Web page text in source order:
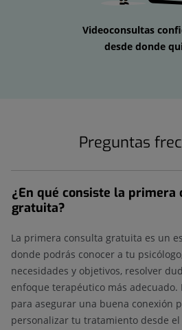
Videoconsultas
desde donde
Preguntas
¿En qué consiste la primera
gratuita?
La primera consulta gratuita es un
donde podrás conocer a tu
necesidades y objetivos, resolver
enfoque terapéutico más adecuado.
para asegurar una buena conexión
personalizar tu tratamiento desde